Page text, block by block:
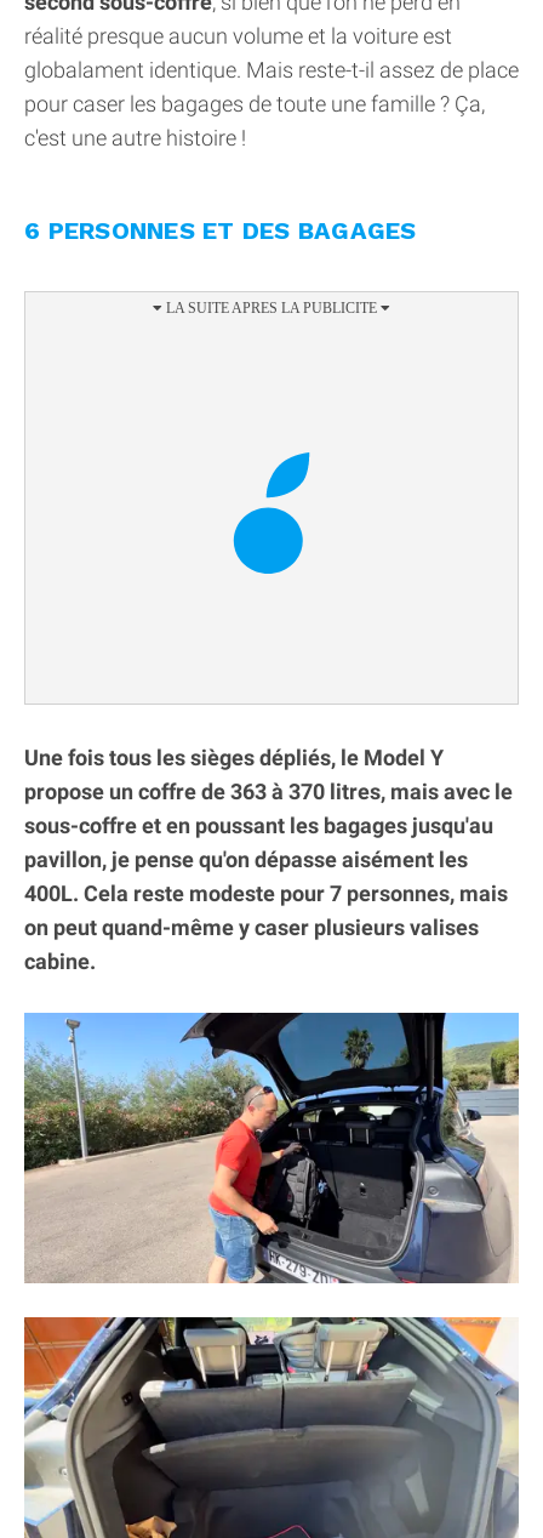
réalité presque aucun volume et la voiture est
globalament identique. Mais reste-t-il assez de place
pour caser les bagages de toute une famille ? Ça,
c'est une autre histoire !
6 PERSONNES ET DES BAGAGES
Une fois tous les sièges dépliés, le Model Y
propose un coffre de 363 à 370 litres, mais avec le
sous-coffre et en poussant les bagages jusqu'au
pavillon, je pense qu'on dépasse aisément les
400L. Cela reste modeste pour 7 personnes, mais
on peut quand-même y caser plusieurs valises
cabine.